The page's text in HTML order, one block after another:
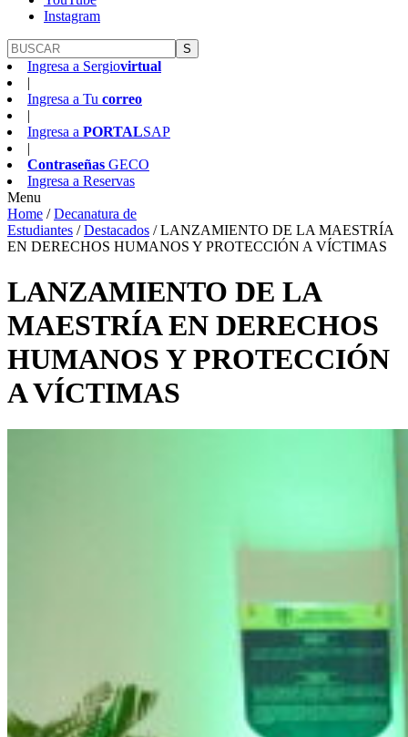
Instagram
S
Ingresa a Sergiovirtual
Ingresa a Tu correo
Ingresa a PORTALSAP
Contraseñas GECO
Ingresa a Reservas
Menu
Home /Decanatura de
Estudiantes /Destacados /LANZAMIENTO DE LA MAESTRÍA
EN DERECHOS HUMANOS Y PROTECCIÓN A VÍCTIMAS
LANZAMIENTO DE LA
MAESTRÍA EN DERECHOS
HUMANOS Y PROTECCIÓN
A VÍCTIMAS